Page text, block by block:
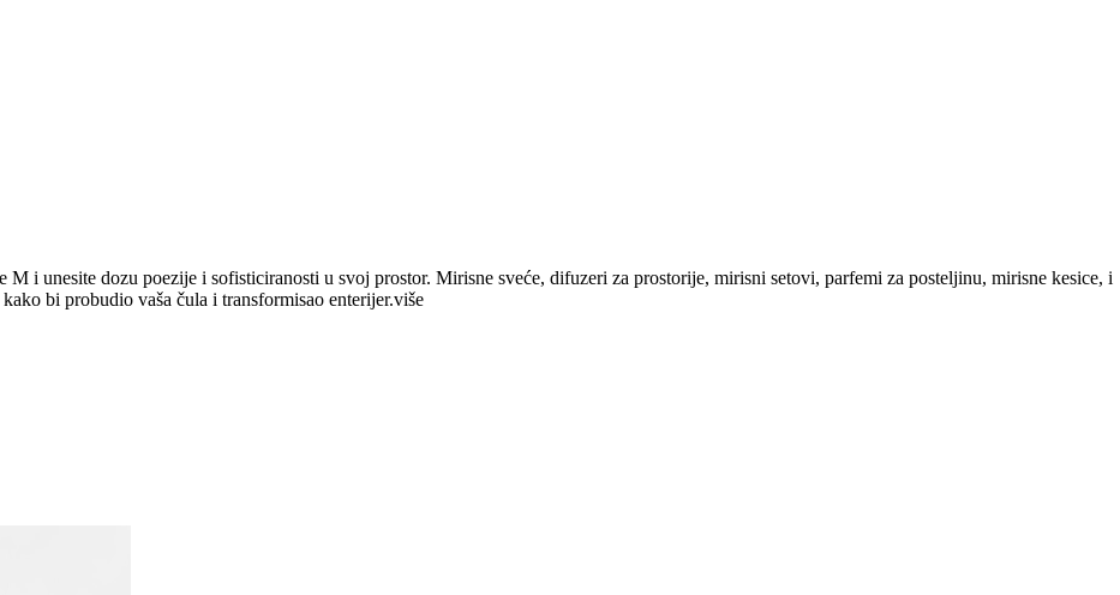
i unesite dozu poezije i sofisticiranosti u svoj prostor. Mirisne sveće, difuzeri za prostorije, mirisni setovi, parfemi za posteljinu, mirisne kesice, i
bi probudio vaša čula i transformisao enterijer.više